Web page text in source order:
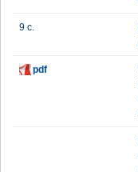
9 с.
pdf